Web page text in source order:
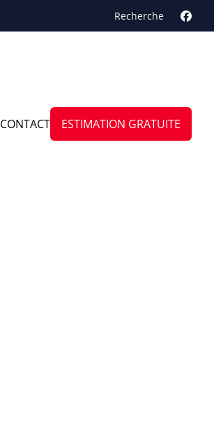
Recherche
CONTACT ESTIMATION GRATUITE